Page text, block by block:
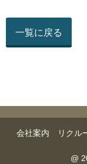
一覧に戻る
会社案内 リクル
@